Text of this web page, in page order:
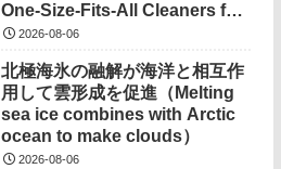
One-Size-Fits-All Cleaners for
Ocean Microplastics）
2026-08-06
北極海氷の融解が海洋と相互作
用して雲形成を促進（Melting
sea ice combines with Arctic
ocean to make clouds）
2026-08-06